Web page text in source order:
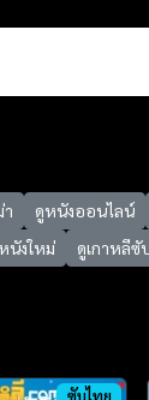
า ดูหนังออนไลน์
นังใหม่ ดูเกาหลีซั
ซับไทย